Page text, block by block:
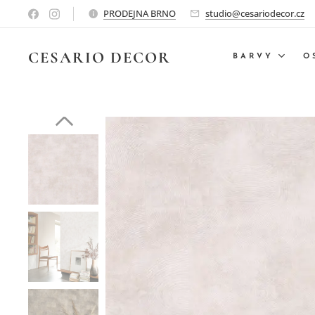
PRODEJNA BRNO studio@cesariodecor.cz
CESARIO DECOR BARVY